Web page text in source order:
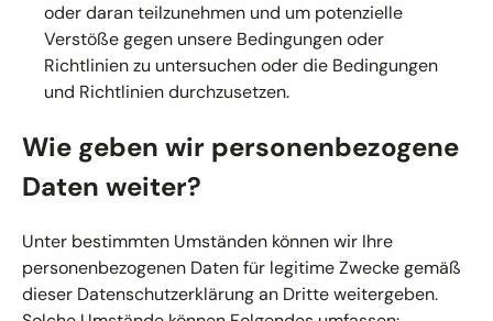
oder daran teilzunehmen und um potenzielle
Verstöße gegen unsere Bedingungen oder
Richtlinien zu untersuchen oder die Bedingungen
und Richtlinien durchzusetzen.
Wie geben wir personenbezogene
Daten weiter?
Unter bestimmten Umständen können wir Ihre
personenbezogenen Daten für legitime Zwecke gemäß
dieser Datenschutzerklärung an Dritte weitergeben.